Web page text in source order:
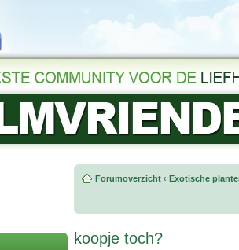
Forumoverzicht ‹ Exotische
koopje toch?